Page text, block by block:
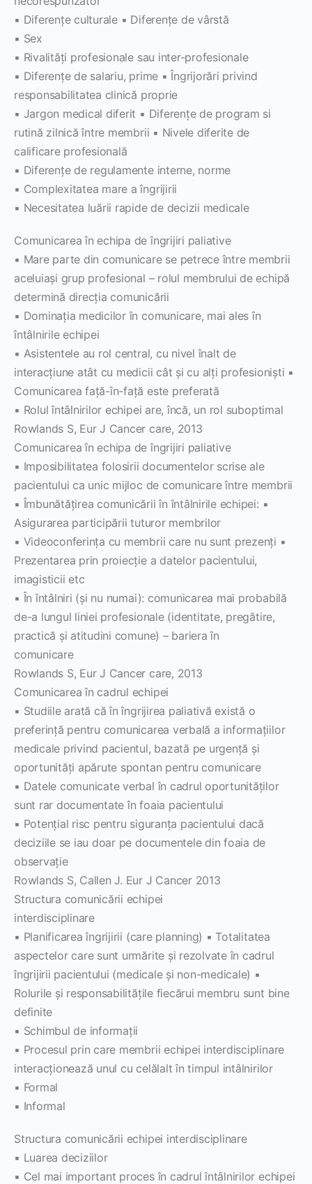
▪ Diferenţe culturale ▪ Diferenţe de vârstă
▪ Sex
▪ Rivalităţi profesionale sau inter-profesionale
▪ Diferenţe de salariu, prime ▪ Îngrijorări privind
responsabilitatea clinică proprie
▪ Jargon medical diferit ▪ Diferenţe de program si
rutină zilnică între membrii ▪ Nivele diferite de
calificare profesională
▪ Diferenţe de regulamente interne, norme
▪ Complexitatea mare a îngrijirii
▪ Necesitatea luării rapide de decizii medicale
Comunicarea în echipa de îngrijiri paliative
▪ Mare parte din comunicare se petrece între membrii
aceluiaşi grup profesional – rolul membrului de echipă
determină direcţia comunicării
▪ Dominaţia medicilor în comunicare, mai ales în
întâlnirile echipei
▪ Asistentele au rol central, cu nivel înalt de
interacţiune atât cu medicii cât şi cu alţi profesionişti ▪
Comunicarea faţă-în-faţă este preferată
▪ Rolul întâlnirilor echipei are, încă, un rol suboptimal
Rowlands S, Eur J Cancer care, 2013
Comunicarea în echipa de îngrijiri paliative
▪ Imposibilitatea folosirii documentelor scrise ale
pacientului ca unic mijloc de comunicare între membrii
▪ Îmbunătăţirea comunicării în întâlnirile echipei: ▪
Asigurarea participării tuturor membrilor
▪ Videoconferinţa cu membrii care nu sunt prezenţi ▪
Prezentarea prin proiecţie a datelor pacientului,
imagisticii etc
▪ În întâlniri (şi nu numai): comunicarea mai probabilă
de-a lungul liniei profesionale (identitate, pregătire,
practică şi atitudini comune) – bariera în
comunicare
Rowlands S, Eur J Cancer care, 2013
Comunicarea în cadrul echipei
▪ Studiile arată că în îngrijirea paliativă există o
preferinţă pentru comunicarea verbală a informaţiilor
medicale privind pacientul, bazată pe urgenţă şi
oportunităţi apărute spontan pentru comunicare
▪ Datele comunicate verbal în cadrul oportunităţilor
sunt rar documentate în foaia pacientului
▪ Potenţial risc pentru siguranţa pacientului dacă
deciziile se iau doar pe documentele din foaia de
observaţie
Rowlands S, Callen J. Eur J Cancer 2013
Structura comunicării echipei
interdisciplinare
▪ Planificarea îngrijirii (care planning) ▪ Totalitatea
aspectelor care sunt urmărite şi rezolvate în cadrul
îngrijirii pacientului (medicale şi non-medicale) ▪
Rolurile şi responsabilităţile fiecărui membru sunt bine
definite
▪ Schimbul de informaţii
▪ Procesul prin care membrii echipei interdisciplinare
interacţionează unul cu celălalt în timpul intâlnirilor
▪ Formal
▪ Informal
Structura comunicării echipei interdisciplinare
▪ Luarea deciziilor
▪ Cel mai important proces în cadrul întâlnirilor echipei